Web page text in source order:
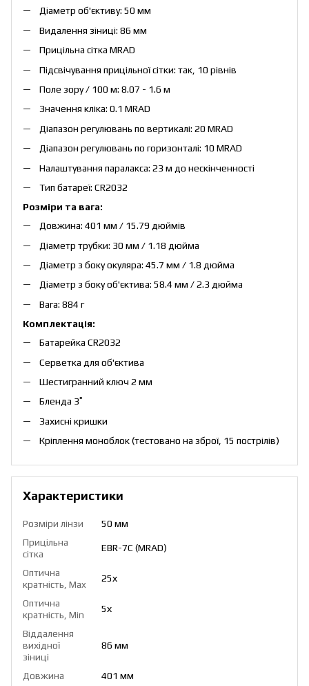
Діаметр об'єктиву: 50 мм
Видалення зіниці: 86 мм
Прицільна сітка MRAD
Підсвічування прицільної сітки: так, 10 рівнів
Поле зору / 100 м: 8.07 - 1.6 м
Значення кліка: 0.1 MRAD
Діапазон регулювань по вертикалі: 20 MRAD
Діапазон регулювань по горизонталі: 10 MRAD
Налаштування паралакса: 23 м до нескінченності
Тип батареї: CR2032
Розміри та вага:
Довжина: 401 мм / 15.79 дюймів
Діаметр трубки: 30 мм / 1.18 дюйма
Діаметр з боку окуляра: 45.7 мм / 1.8 дюйма
Діаметр з боку об'єктива: 58.4 мм / 2.3 дюйма
Вага: 884 г
Комплектація:
Батарейка CR2032
Серветка для об'єктива
Шестигранний ключ 2 мм
Бленда 3″
Захисні кришки
Кріплення моноблок (тестовано на зброї, 15 пострілів)
Характеристики
Розміри лінзи
50 мм
Прицільна
сітка
EBR-7C (MRAD)
Оптична
кратність, Max
25х
Оптична
кратність, Min
5х
Віддалення
вихідної
зіниці
86 мм
Довжина
401 мм